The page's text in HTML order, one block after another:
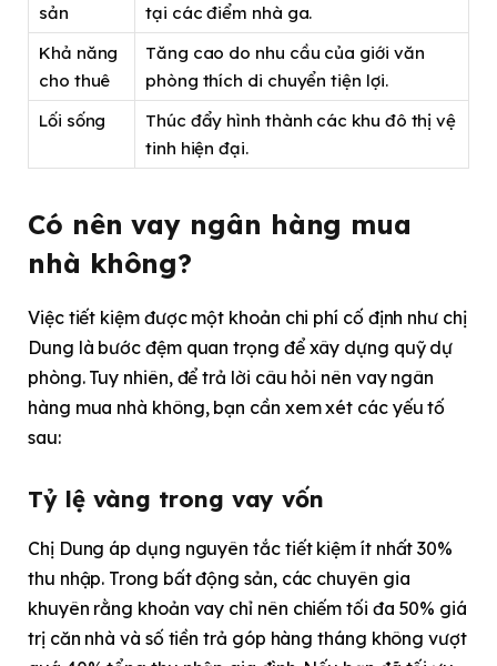
sản
tại các điểm nhà ga.
Khả năng
cho thuê
Tăng cao do nhu cầu của giới văn
phòng thích di chuyển tiện lợi.
Lối sống
Thúc đẩy hình thành các khu đô thị vệ
tinh hiện đại.
Có nên vay ngân hàng mua
nhà không?
Việc tiết kiệm được một khoản chi phí cố định như chị
Dung là bước đệm quan trọng để xây dựng quỹ dự
phòng. Tuy nhiên, để trả lời câu hỏi nên vay ngân
hàng mua nhà không, bạn cần xem xét các yếu tố
sau:
Tỷ lệ vàng trong vay vốn
Chị Dung áp dụng nguyên tắc tiết kiệm ít nhất 30%
thu nhập. Trong bất động sản, các chuyên gia
khuyên rằng khoản vay chỉ nên chiếm tối đa 50% giá
trị căn nhà và số tiền trả góp hàng tháng không vượt